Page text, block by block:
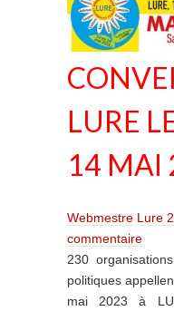
LURE
14 MAI
Webmestre Lure
commentaire
230
politiques
mai 2023 à